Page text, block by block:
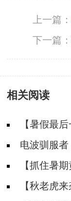
上一篇：
四川三甲癫
额有限，速
下一篇
者送苹果传
相关阅读
【暑假最
日，北京大学
诊，助力健康
电波驯服
节致敬神康抗
【抓住暑
都医科大学附
【秋老虎